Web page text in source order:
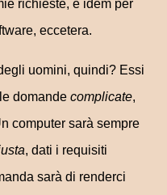
richieste, e idem per
eccetera.
uomini, quindi? Essi
domande complicate,
computer sarà sempre
, dati i requisiti
sarà di renderci